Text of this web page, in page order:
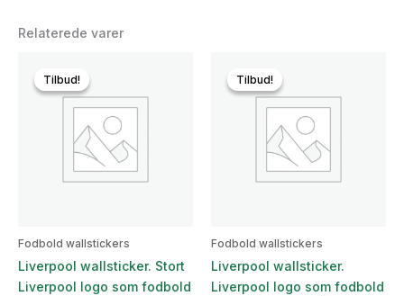
Relaterede varer
Tilbud!
Tilbud!
Fodbold wallstickers
Liverpool wallsticker. Stort
Liverpool logo som fodbold
Tilbud!
Tilbud!
Fodbold wallstickers
Liverpool wallsticker.
Liverpool logo som fodbold